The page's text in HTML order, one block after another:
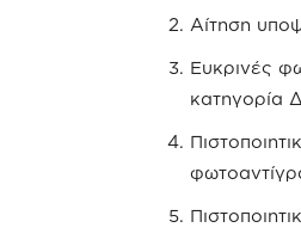
Αίτηση
Ευκρινές
κατηγορία